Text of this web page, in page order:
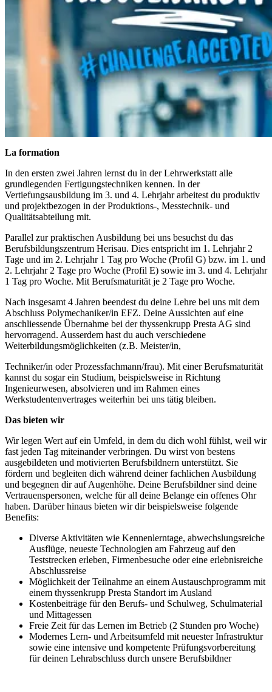
La formation
In den ersten zwei Jahren lernst du in der Lehrwerkstatt alle
grundlegenden Fertigungstechniken kennen. In der
Vertiefungsausbildung im 3. und 4. Lehrjahr arbeitest du produktiv
und projektbezogen in der Produktions-, Messtechnik- und
Qualitätsabteilung mit.
Parallel zur praktischen Ausbildung bei uns besuchst du das
Berufsbildungszentrum Herisau. Dies entspricht im 1. Lehrjahr 2
Tage und im 2. Lehrjahr 1 Tag pro Woche (Profil G) bzw. im 1. und
2. Lehrjahr 2 Tage pro Woche (Profil E) sowie im 3. und 4. Lehrjahr
1 Tag pro Woche. Mit Berufsmaturität je 2 Tage pro Woche.
Nach insgesamt 4 Jahren beendest du deine Lehre bei uns mit dem
Abschluss Polymechaniker/in EFZ. Deine Aussichten auf eine
anschliessende Übernahme bei der thyssenkrupp Presta AG sind
hervorragend. Ausserdem hast du auch verschiedene
Weiterbildungsmöglichkeiten (z.B. Meister/in,
Techniker/in oder Prozessfachmann/frau). Mit einer Berufsmaturität
kannst du sogar ein Studium, beispielsweise in Richtung
Ingenieurwesen, absolvieren und im Rahmen eines
Werkstudentenvertrages weiterhin bei uns tätig bleiben.
Das bieten wir
Wir legen Wert auf ein Umfeld, in dem du dich wohl fühlst, weil wir
fast jeden Tag miteinander verbringen. Du wirst von bestens
ausgebildeten und motivierten Berufsbildnern unterstützt. Sie
fördern und begleiten dich während deiner fachlichen Ausbildung
und begegnen dir auf Augenhöhe. Deine Berufsbildner sind deine
Vertrauenspersonen, welche für all deine Belange ein offenes Ohr
haben. Darüber hinaus bieten wir dir beispielsweise folgende
Benefits:
Diverse Aktivitäten wie Kennenlerntage, abwechslungsreiche
Ausflüge, neueste Technologien am Fahrzeug auf den
Teststrecken erleben, Firmenbesuche oder eine erlebnisreiche
Abschlussreise
Möglichkeit der Teilnahme an einem Austauschprogramm mit
einem thyssenkrupp Presta Standort im Ausland
Kostenbeiträge für den Berufs- und Schulweg, Schulmaterial
und Mittagessen
Freie Zeit für das Lernen im Betrieb (2 Stunden pro Woche)
Modernes Lern- und Arbeitsumfeld mit neuester Infrastruktur
sowie eine intensive und kompetente Prüfungsvorbereitung
für deinen Lehrabschluss durch unsere Berufsbildner